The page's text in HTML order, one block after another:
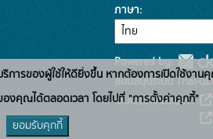
ภาษา
Powered by:
สนับสนุนระบบ Thai-
เว็บไซต์ที่เกี่ยวข้อง:
การของผู้ใช้ให้ดียิ่งขึ้น หากต้องการเปิดใช้งา
งคุณได้ตลอดเวลา โดยไปที่ "การตั้งค่าคุกกี้"
ยอมรับคุกกี้